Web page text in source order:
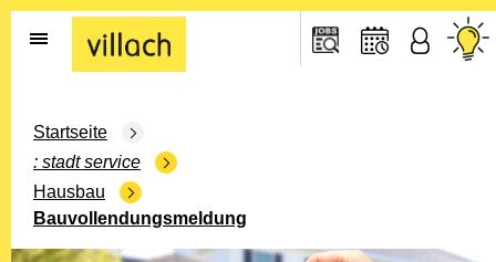
Gehe zur Startseite
Startseite
stadt service
Hausbau
Bauvollendungsmeldung